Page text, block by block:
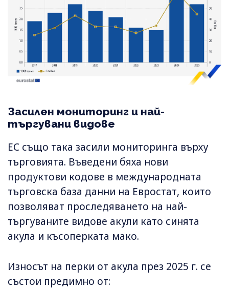
Засилен мониторинг и най-
търгувани видове
ЕС също така засили мониторинга върху
търговията. Въведени бяха нови
продуктови кодове в международната
търговска база данни на Евростат, които
позволяват проследяването на най-
търгуваните видове акули като синята
акула и късоперката мако.
Износът на перки от акула през 2025 г. се
състои предимно от: